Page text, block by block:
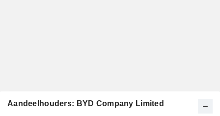
Aandeelhouders: BYD Company Limited